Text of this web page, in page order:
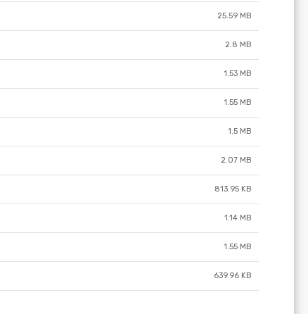
25.59 MB
2.8 MB
1.53 MB
1.55 MB
1.5 MB
2.07 MB
813.95 KB
1.14 MB
1.55 MB
639.96 KB